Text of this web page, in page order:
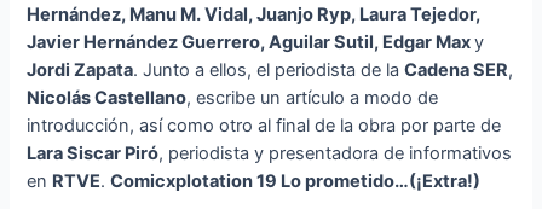
Hernández, Manu M. Vidal, Juanjo Ryp, Laura Tejedor,
Javier Hernández Guerrero, Aguilar Sutil, Edgar Maxy
Jordi Zapata. Junto a ellos, el periodista de laCadena SER,
Nicolás Castellano, escribe un artículo a modo de
introducción, así como otro al final de la obra por parte de
Lara Siscar Piró, periodista y presentadora de informativos
en RTVE.Comicxplotation 19 Lo prometido…(¡Extra!)